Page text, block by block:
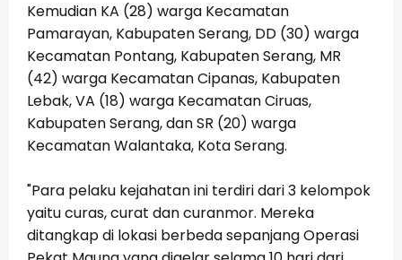
Kemudian KA (28) warga Kecamatan
Pamarayan, Kabupaten Serang, DD (30) warga
Kecamatan Pontang, Kabupaten Serang, MR
(42) warga Kecamatan Cipanas, Kabupaten
Lebak, VA (18) warga Kecamatan Ciruas,
Kabupaten Serang, dan SR (20) warga
Kecamatan Walantaka, Kota Serang.
"Para pelaku kejahatan ini terdiri dari 3 kelompok
yaitu curas, curat dan curanmor. Mereka
ditangkap di lokasi berbeda sepanjang Operasi